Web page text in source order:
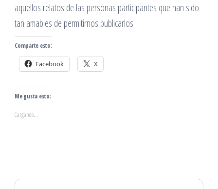
aquellos relatos de las personas participantes que han sido
tan amables de permitirnos publicarlos
Comparte esto:
Facebook X
Me gusta esto:
Cargando...